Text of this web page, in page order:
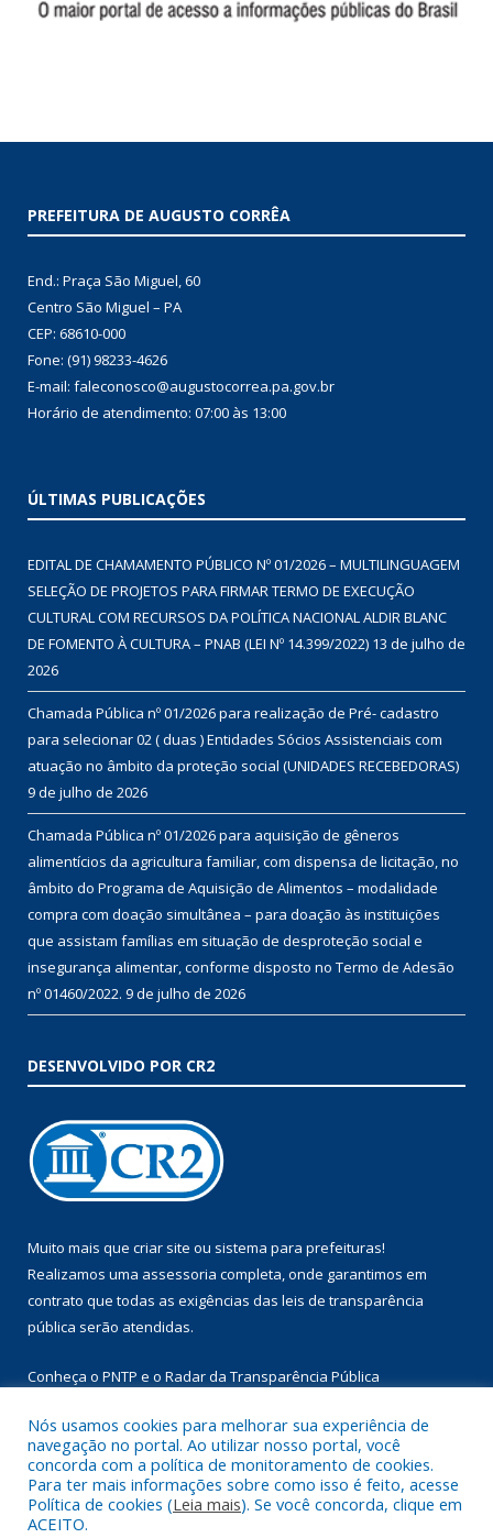
PREFEITURA DE AUGUSTO CORRÊA
End.: Praça São Miguel, 60
Centro São Miguel – PA
CEP: 68610-000
Fone: (91) 98233-4626
E-mail: faleconosco@augustocorrea.pa.gov.br
Horário de atendimento: 07:00 às 13:00
ÚLTIMAS PUBLICAÇÕES
EDITAL DE CHAMAMENTO PÚBLICO Nº 01/2026 – MULTILINGUAGEM
SELEÇÃO DE PROJETOS PARA FIRMAR TERMO DE EXECUÇÃO
CULTURAL COM RECURSOS DA POLÍTICA NACIONAL ALDIR BLANC
DE FOMENTO À CULTURA – PNAB (LEI Nº 14.399/2022) 13 de julho de
2026
Chamada Pública nº 01/2026 para realização de Pré- cadastro
para selecionar 02 ( duas ) Entidades Sócios Assistenciais com
atuação no âmbito da proteção social (UNIDADES RECEBEDORAS)
9 de julho de 2026
Chamada Pública nº 01/2026 para aquisição de gêneros
alimentícios da agricultura familiar, com dispensa de licitação, no
âmbito do Programa de Aquisição de Alimentos – modalidade
compra com doação simultânea – para doação às instituições
que assistam famílias em situação de desproteção social e
insegurança alimentar, conforme disposto no Termo de Adesão
nº 01460/2022. 9 de julho de 2026
DESENVOLVIDO POR CR2
Muito mais que criar site ou sistema para prefeituras!
Realizamos uma assessoria completa, onde garantimos em
contrato que todas as exigências das leis de transparência
pública serão atendidas.
Conheça o PNTP e o Radar da Transparência Pública
Todos os direitos reservados a Prefeitura Municipal de Augusto
Corrêa.
Nós usamos cookies para melhorar sua experiência de
navegação no portal. Ao utilizar nosso portal, você
concorda com a política de monitoramento de cookies.
Para ter mais informações sobre como isso é feito, acesse
Política de cookies (Leia mais). Se você concorda, clique em
ACEITO.